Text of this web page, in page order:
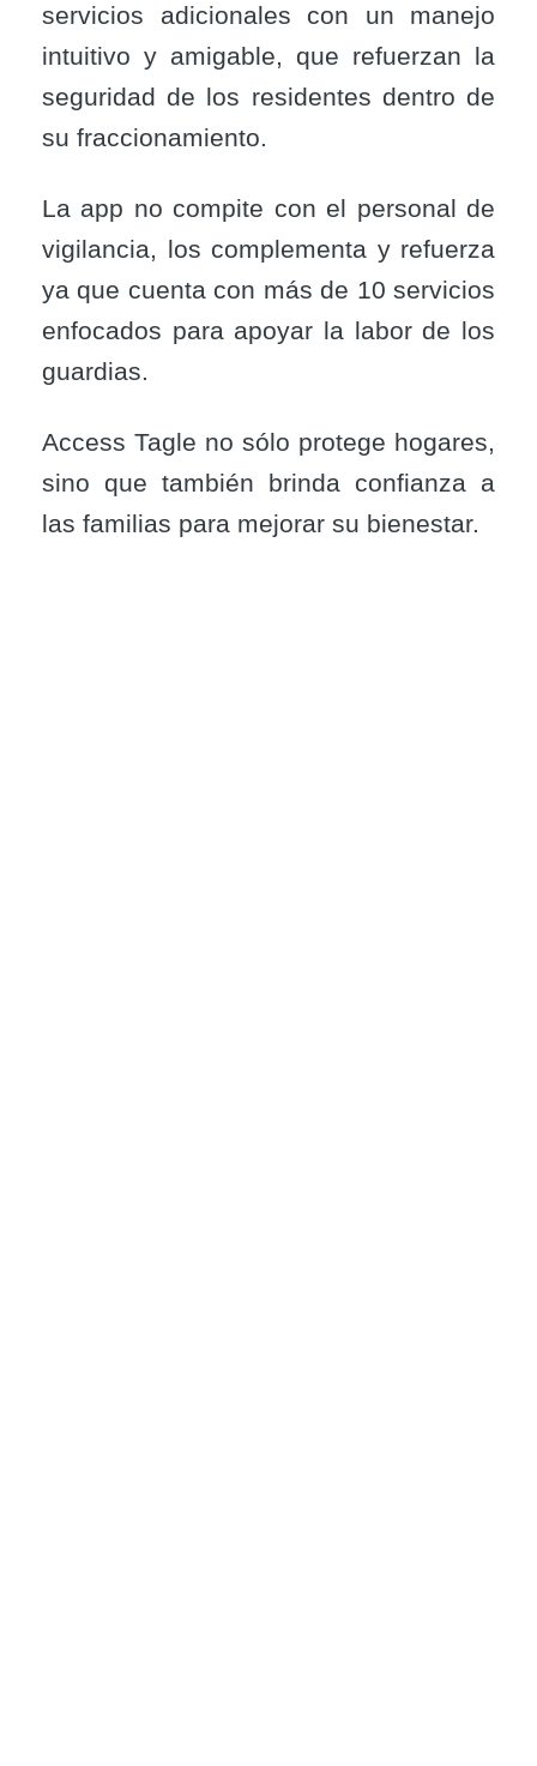
servicios adicionales con un manejo
intuitivo y amigable, que refuerzan la
seguridad de los residentes dentro de
su fraccionamiento.
La app no compite con el personal de
vigilancia, los complementa y refuerza
ya que cuenta con más de 10 servicios
enfocados para apoyar la labor de los
guardias.
Access Tagle no sólo protege hogares,
sino que también brinda confianza a
las familias para mejorar su bienestar.